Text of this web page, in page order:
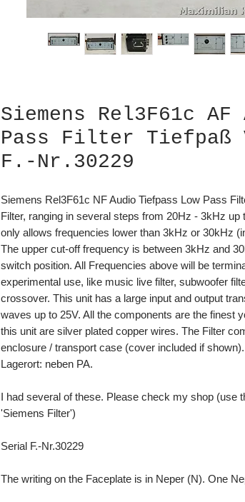
Siemens Rel3F61c AF
Pass Filter Tiefpaß
F.-Nr.30229
Siemens Rel3F61c NF Audio Tiefpass Low Pass
Filter, ranging in several steps from 20Hz - 3kHz
only allows frequencies lower than 3kHz or 30kHz
The upper cut-off frequency is between 3kHz and
switch position. All Frequencies above will be
experimental use, like music live filter, subwoofer
crossover. This unit has a large input and output
waves up to 25V. All the components are the finest
this unit are silver plated copper wires. The Filter
enclosure / transport case (cover included if
Lagerort: neben PA.
I had several of these. Please check my shop (use
'Siemens Filter')
Serial F.-Nr.30229
The writing on the Faceplate is in Neper (N). One